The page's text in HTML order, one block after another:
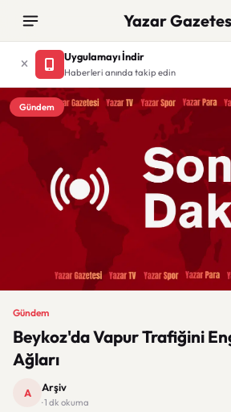
Yazar
Uygulamayı İndir
Haberleri anında takip edin
Gündem
Gündem
Beykoz'da Vapur Trafiğini
Ağları
A Arşiv
· 1 dk okuma